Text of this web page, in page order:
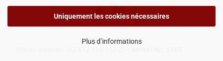
Uniquement les cookies nécessaires
Plus d’informations